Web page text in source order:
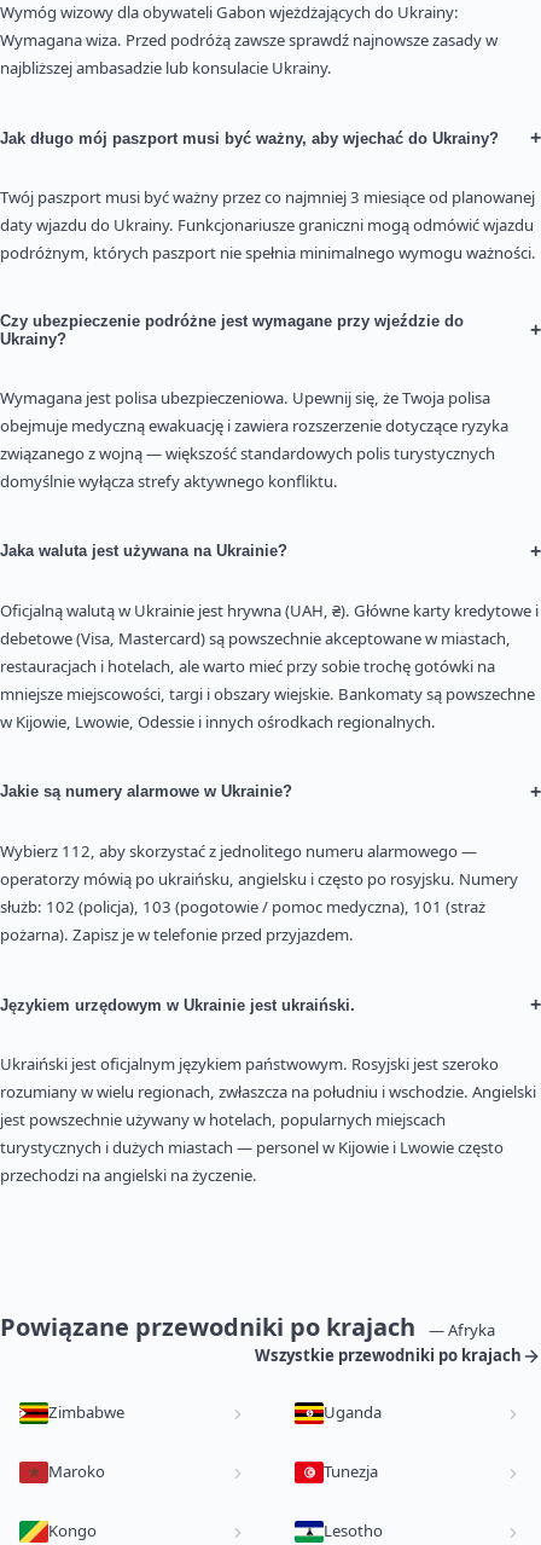
Wymóg wizowy dla obywateli Gabon wjeżdżających do Ukrainy:
Wymagana wiza. Przed podróżą zawsze sprawdź najnowsze zasady w
najbliższej ambasadzie lub konsulacie Ukrainy.
Jak długo mój paszport musi być ważny, aby wjechać do Ukrainy? +
Twój paszport musi być ważny przez co najmniej 3 miesiące od planowanej
daty wjazdu do Ukrainy. Funkcjonariusze graniczni mogą odmówić wjazdu
podróżnym, których paszport nie spełnia minimalnego wymogu ważności.
Czy ubezpieczenie podróżne jest wymagane przy wjeździe do
Ukrainy?
+
Wymagana jest polisa ubezpieczeniowa. Upewnij się, że Twoja polisa
obejmuje medyczną ewakuację i zawiera rozszerzenie dotyczące ryzyka
związanego z wojną — większość standardowych polis turystycznych
domyślnie wyłącza strefy aktywnego konfliktu.
Jaka waluta jest używana na Ukrainie? +
Oficjalną walutą w Ukrainie jest hrywna (UAH, ₴). Główne karty kredytowe i
debetowe (Visa, Mastercard) są powszechnie akceptowane w miastach,
restauracjach i hotelach, ale warto mieć przy sobie trochę gotówki na
mniejsze miejscowości, targi i obszary wiejskie. Bankomaty są powszechne
w Kijowie, Lwowie, Odessie i innych ośrodkach regionalnych.
Jakie są numery alarmowe w Ukrainie? +
Wybierz 112, aby skorzystać z jednolitego numeru alarmowego —
operatorzy mówią po ukraińsku, angielsku i często po rosyjsku. Numery
służb: 102 (policja), 103 (pogotowie / pomoc medyczna), 101 (straż
pożarna). Zapisz je w telefonie przed przyjazdem.
Językiem urzędowym w Ukrainie jest ukraiński. +
Ukraiński jest oficjalnym językiem państwowym. Rosyjski jest szeroko
rozumiany w wielu regionach, zwłaszcza na południu i wschodzie. Angielski
jest powszechnie używany w hotelach, popularnych miejscach
turystycznych i dużych miastach — personel w Kijowie i Lwowie często
przechodzi na angielski na życzenie.
Powiązane przewodniki po krajach
— Afryka
Wszystkie przewodniki po krajach
Zimbabwe Uganda
Maroko Tunezja
Kongo Lesotho